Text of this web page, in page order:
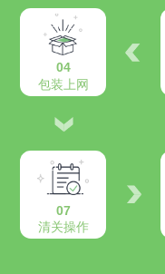
04
包装上网
07
清关操作